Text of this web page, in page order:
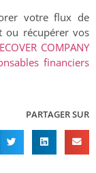
votre flux de
ou récupérer vos
COMPANY
financiers
PARTAGER SUR